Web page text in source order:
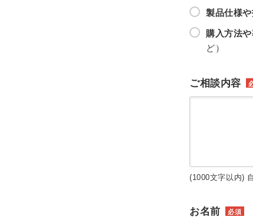
製品仕様
購入方法
ど）
ご相談内容
(1000文字以内)
お名前 必須